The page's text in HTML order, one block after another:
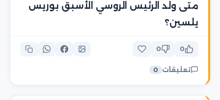
متى ولد الرئيس الروسي الأسبق بوريس
يلسين؟
0
0
تعليقات 0